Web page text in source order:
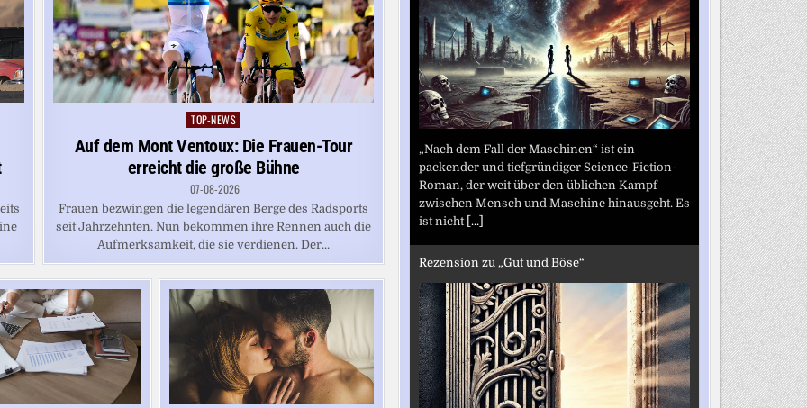
Posted
in
TOP-NEWS
Auf dem Mont Ventoux: Die Frauen-Tour
erreicht die große Bühne
07-08-2026
Frauen bezwingen die legendären Berge des Radsports
seit Jahrzehnten. Nun bekommen ihre Rennen auch die
Aufmerksamkeit, die sie verdienen. Der...
„Nach dem Fall der Maschinen“ ist ein
packender und tiefgründiger Science-Fiction-
Roman, der weit über den üblichen Kampf
zwischen Mensch und Maschine hinausgeht. Es
ist nicht [...]
Rezension zu „Gut und Böse“